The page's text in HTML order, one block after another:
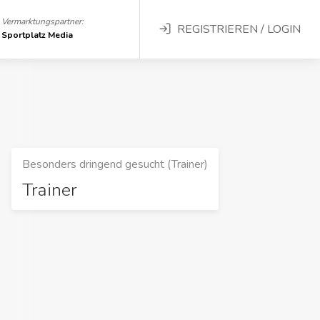
Vermarktungspartner:
Sportplatz Media
REGISTRIEREN / LOGIN
Besonders dringend gesucht (Trainer)
Trainer